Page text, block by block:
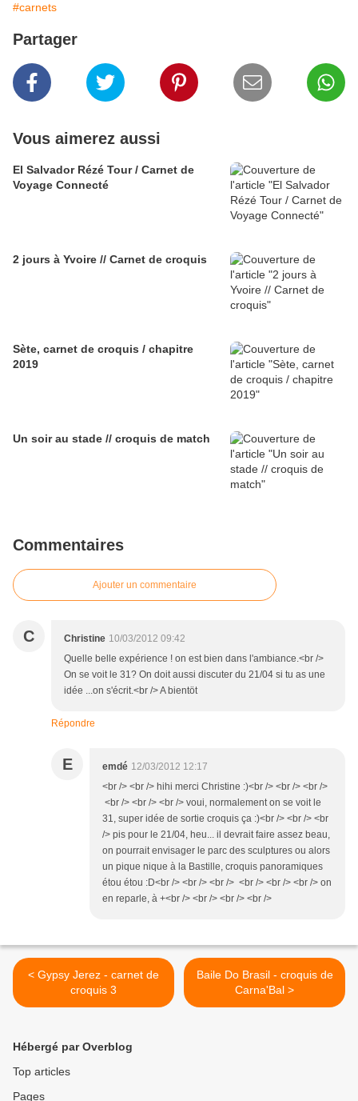
#carnets
Partager
Vous aimerez aussi
El Salvador Rézé Tour / Carnet de
Voyage Connecté
2 jours à Yvoire // Carnet de croquis
Sète, carnet de croquis / chapitre
2019
Un soir au stade // croquis de match
Commentaires
Ajouter un commentaire
C Christine 10/03/2012 09:42
Quelle belle expérience ! on est bien dans l'ambiance.<br />
On se voit le 31? On doit aussi discuter du 21/04 si tu as une
idée ...on s'écrit.<br /> A bientöt
Répondre
E emdé 12/03/2012 12:17
<br /> <br /> hihi merci Christine :)<br /> <br /> <br />
<br /> <br /> <br /> voui, normalement on se voit le
31, super idée de sortie croquis ça :)<br /> <br /> <br
/> pis pour le 21/04, heu... il devrait faire assez beau,
on pourrait envisager le parc des sculptures ou alors
un pique nique à la Bastille, croquis panoramiques
étou étou :D<br /> <br /> <br /> <br /> <br /> <br /> on
en reparle, à +<br /> <br /> <br /> <br />
< Gypsy Jerez - carnet de
croquis 3
Baile Do Brasil - croquis de
Carna'Bal >
Hébergé par Overblog
Top articles
Pages